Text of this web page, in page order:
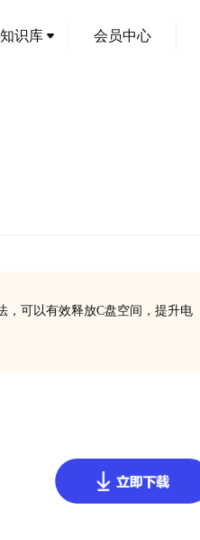
识库 会员中心
，可以有效释放C盘空间，提升电